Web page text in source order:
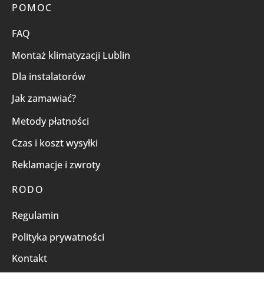
POMOC
FAQ
Montaż klimatyzacji Lublin
Dla instalatorów
Jak zamawiać?
Metody płatności
Czas i koszt wysyłki
Reklamacje i zwroty
RODO
Regulamin
Polityka prywatności
Kontakt